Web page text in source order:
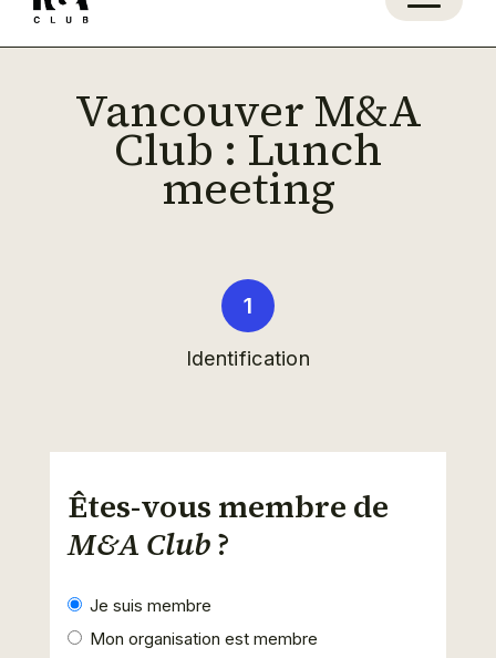
Vancouver M&A
Club : Lunch
meeting
Identification
Êtes-vous membre de
M&A Club?
Je suis membre
Mon organisation est membre